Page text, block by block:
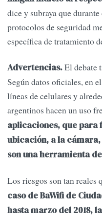
dice y subraya que
protocolos de seguridad
específica de tratamiento
Advertencias.El debate
Según datos oficiales, en
líneas de celulares y
argentinos hacen un uso
aplicaciones, que para
ubicación, a la
son una herramienta
Los riesgos son tan reales
caso de BaWifi de
hasta marzo del 2018,